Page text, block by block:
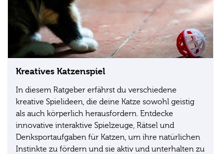
Kreatives Katzenspiel
In diesem Ratgeber erfährst du verschiedene
kreative Spielideen, die deine Katze sowohl geistig
als auch körperlich herausfordern. Entdecke
innovative interaktive Spielzeuge, Rätsel und
Denksportaufgaben für Katzen, um ihre natürlichen
Instinkte zu fördern und sie aktiv und unterhalten zu